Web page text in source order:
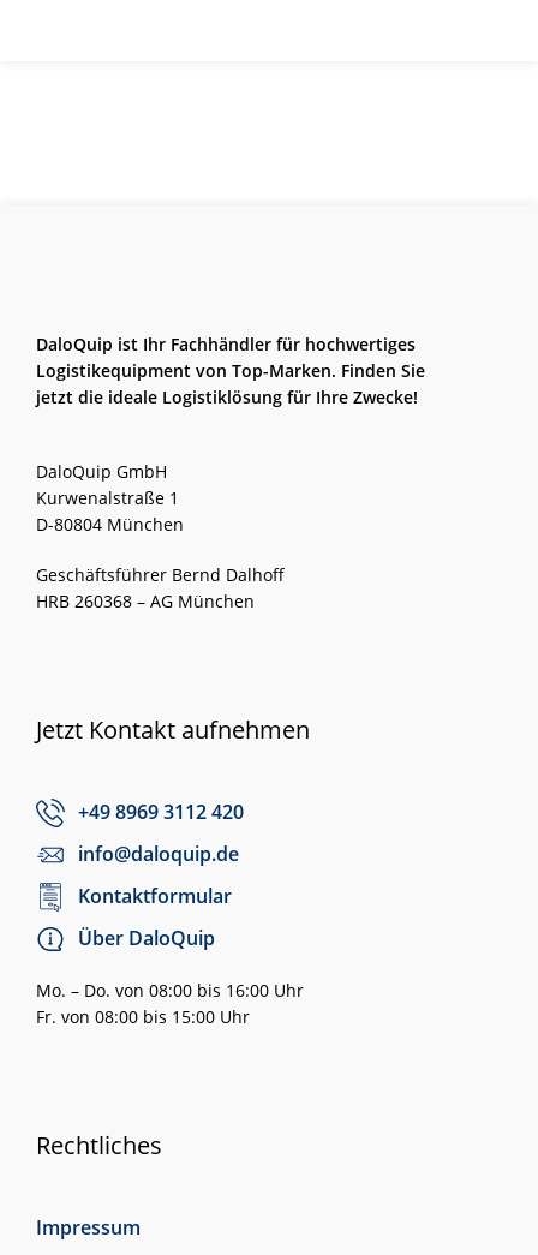
DaloQuip ist Ihr Fachhändler für hochwertiges
Logistikequipment von Top-Marken. Finden Sie
jetzt die ideale Logistiklösung für Ihre Zwecke!
DaloQuip GmbH
Kurwenalstraße 1
D-80804 München
Geschäftsführer Bernd Dalhoff
HRB 260368 – AG München
Jetzt Kontakt aufnehmen
+49 8969 3112 420
info@daloquip.de
Kontaktformular
Über DaloQuip
Mo. – Do. von 08:00 bis 16:00 Uhr
Fr. von 08:00 bis 15:00 Uhr
Rechtliches
Impressum